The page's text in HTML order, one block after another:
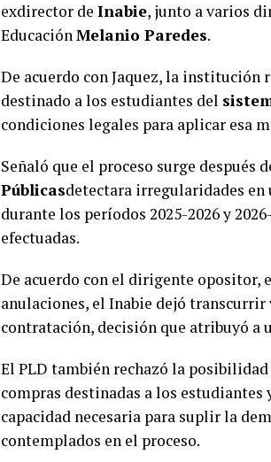
exdirector de Inabie, junto a varios
EducaciónMelanio Paredes.
De acuerdo con Jaquez, la
destinado a los estudiantes del
condiciones legales para aplicar esa
Señaló que el proceso surge después
Públicasdetectara irregularidades en
durante los períodos 2025-2026 y
efectuadas.
De acuerdo con el dirigente opositor,
anulaciones, el Inabie dejó
contratación, decisión que atribuyó a
El PLD también rechazó la
compras destinadas a los
capacidad necesaria para suplir la
contemplados en el proceso.